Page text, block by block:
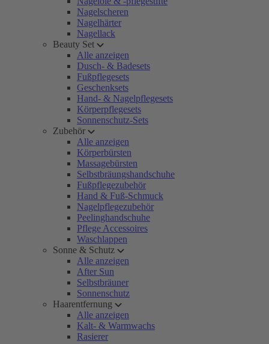
Nagelscheren
Nagelhärter
Nagellack
Beauty Set
Alle anzeigen
Dusch- & Badesets
Fußpflegesets
Geschenksets
Hand- & Nagelpflegesets
Körperpflegesets
Sonnenschutz-Sets
Zubehör
Alle anzeigen
Körperbürsten
Massagebürsten
Selbstbräungshandschuhe
Fußpflegezubehör
Hand & Fuß-Schmuck
Nagelpflegezubehör
Peelinghandschuhe
Pflege Accessoires
Waschlappen
Sonne & Schutz
Alle anzeigen
After Sun
Selbstbräuner
Sonnenschutz
Haarentfernung
Alle anzeigen
Kalt- & Warmwachs
Rasierer